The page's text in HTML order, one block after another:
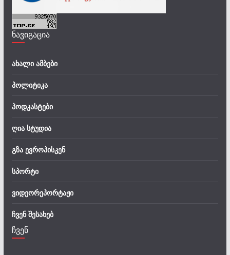
ნავიგაცია
ახალი ამბები
პოლიტიკა
პოდკასტები
ღია სტუდია
გზა ევროპისკენ
სპორტი
ვიდეორეპორტაჟი
ჩვენ შესახებ
ჩვენ